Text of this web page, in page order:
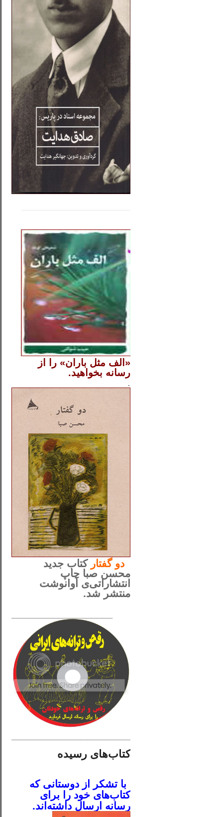
«الف مثل باران» را از
رسانه بخواهید.
.
دوگفتار کتاب جدید
محسن صبا چاپ
انتشاراتی‌ی آوانوشت
منتشر شد.
کتاب‌های رسیده
با تشکر از دوستانی که
کتاب‌های خود را برای
رسانه ارسال داشته‌اند.